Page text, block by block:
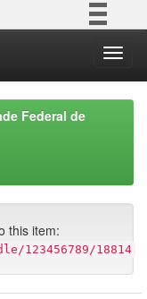
Participe
à informação
Federal de
this item:
123456789/18814